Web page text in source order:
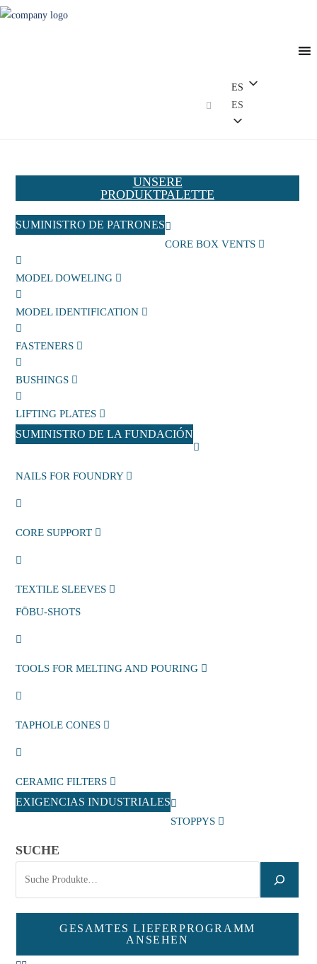
ES
ES
UNSERE
PRODUKTPALETTE
SUMINISTRO DE PATRONES
CORE BOX VENTS
MODEL DOWELING
MODEL IDENTIFICATION
FASTENERS
BUSHINGS
LIFTING PLATES
SUMINISTRO DE LA FUNDACIÓN
NAILS FOR FOUNDRY
CORE SUPPORT
TEXTILE SLEEVES
FÖBU-SHOTS
TOOLS FOR MELTING AND POURING
TAPHOLE CONES
CERAMIC FILTERS
EXIGENCIAS INDUSTRIALES
STOPPYS
SUCHE
GESAMTES LIEFERPROGRAMM
ANSEHEN